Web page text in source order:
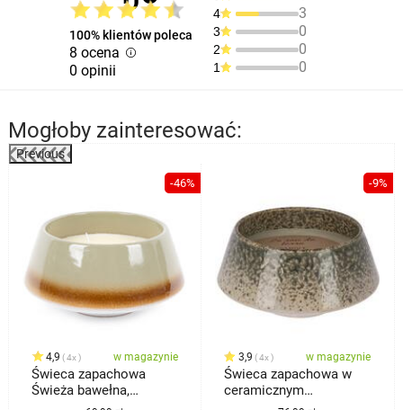
100% klientów poleca
8 ocena
0 opinii
4 3
3 0
2 0
1 0
Mogłoby zainteresować:
Previous
-46%
4,9 4x w magazynie
Świeca zapachowa
Świeża bawełna,
ceramika zielony, 15 x
-9%
3,9 4x w magazynie
Świeca zapachowa w
ceramicznym
opakowaniu Oud Wood,